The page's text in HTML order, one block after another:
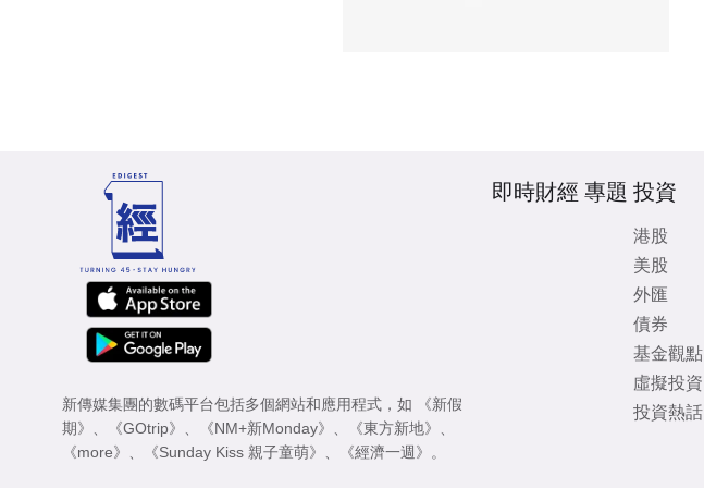
新傳媒集團的數碼平台包括多個網站和應用程式，如
《新假
期》 、 《GOtrip》 、 《NM+新Monday》 、 《東方新地》 、
《more》 、 《Sunday Kiss 親子童萌》 、 《經濟一週》 。
即時財經 專題 投資
港股
美股
外匯
債券
基金觀點
虛擬投資
投資熱話